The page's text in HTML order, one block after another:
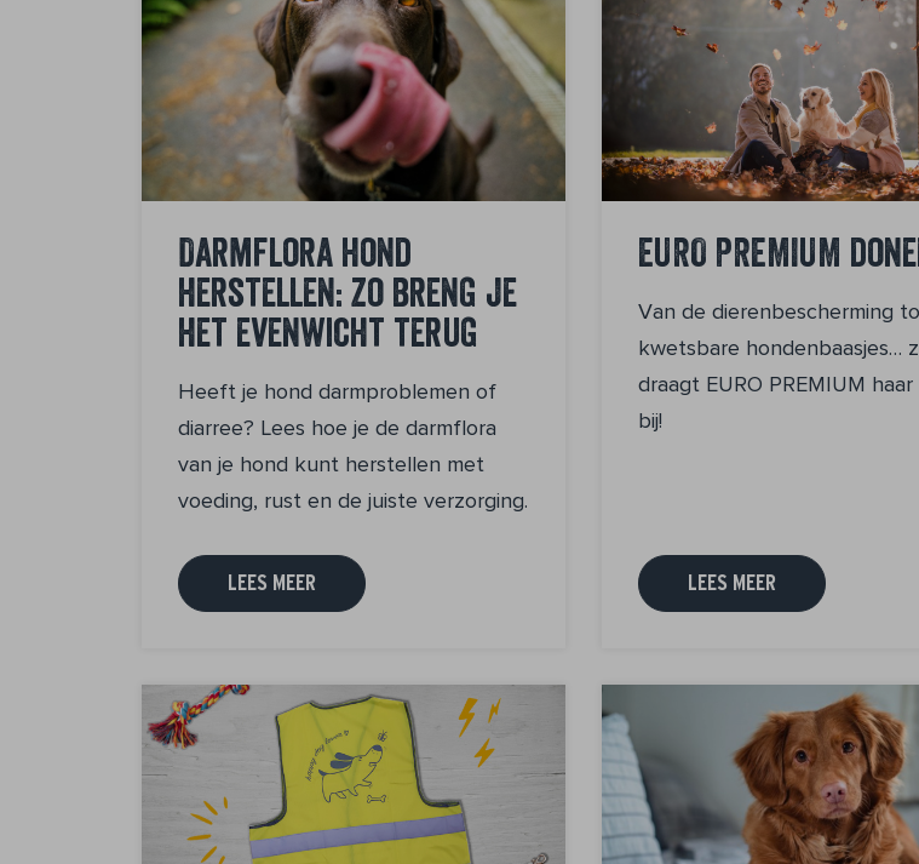
Darmflora hond
herstellen: zo breng je
het evenwicht terug
Heeft je hond darmproblemen of
diarree? Lees hoe je de darmflora
van je hond kunt herstellen met
voeding, rust en de juiste verzorging.
LEES MEER
EURO PREMIUM
Van de dierenbescherming
kwetsbare hondenbaasjes…
draagt EURO PREMIUM
bij!
LEES MEER